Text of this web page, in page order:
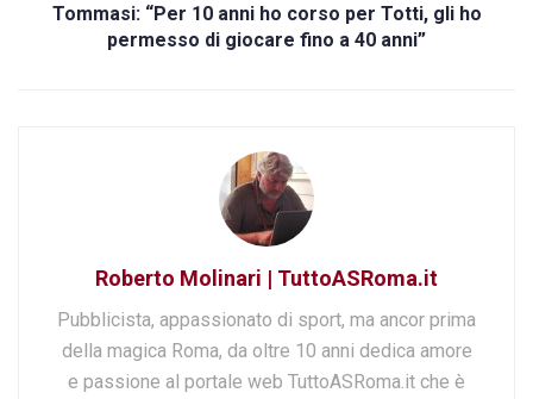
Tommasi: “Per 10 anni ho corso per Totti, gli ho
permesso di giocare fino a 40 anni”
Roberto Molinari | TuttoASRoma.it
Pubblicista, appassionato di sport, ma ancor prima
della magica Roma, da oltre 10 anni dedica amore
e passione al portale web TuttoASRoma.it che è